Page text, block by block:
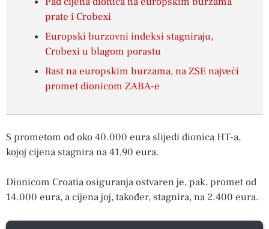
prate i Crobexi
Europski burzovni indeksi stagniraju,
Crobexi u blagom porastu
Rast na europskim burzama, na ZSE najveći
promet dionicom ZABA-e
S prometom od oko 40.000 eura slijedi dionica HT-a,
kojoj cijena stagnira na 41,90 eura.
Dionicom Croatia osiguranja ostvaren je, pak, promet od
14.000 eura, a cijena joj, također, stagnira, na 2.400 eura.